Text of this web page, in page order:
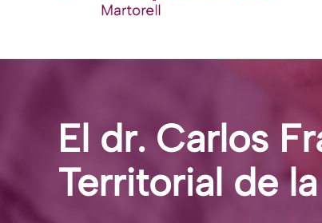
El dr. Carlos
Territorial de